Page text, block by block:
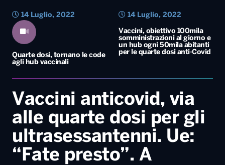
Quarte dosi, tornano le code
agli hub vaccinali
14 Luglio, 2022
Vaccini, obiettivo 100mila
somministrazioni al giorno e
un hub ogni 50mila abitanti
per le quarte dosi anti-Covid
14 Luglio, 2022
Vaccini anticovid, via
alle quarte dosi per gli
ultrasessantenni. Ue:
“Fate presto”. A